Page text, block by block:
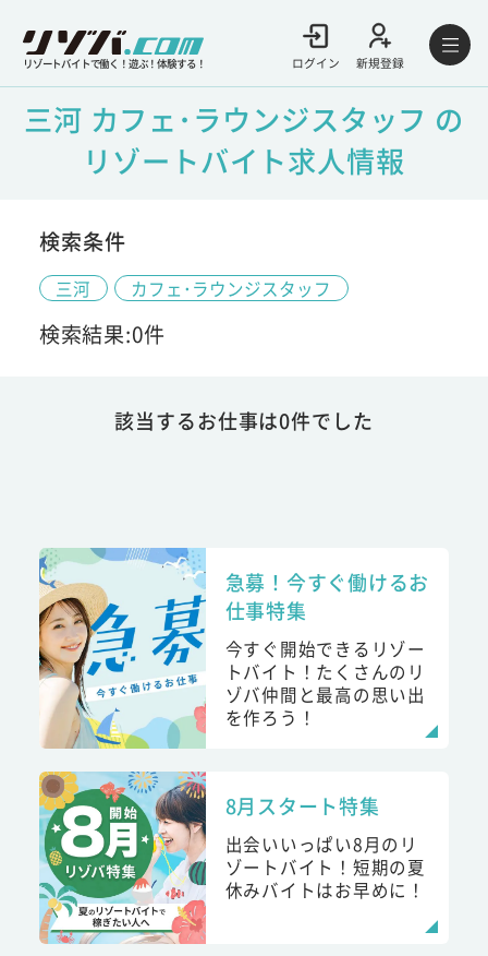
リゾートバイトで働く！遊ぶ！体験する！ ログイン 新規登録
三河 カフェ･ラウンジスタッフ の
リゾートバイト求人情報
検索条件
三河 カフェ･ラウンジスタッフ
検索結果:0件
該当するお仕事は0件でした
急募！今すぐ働けるお
仕事特集
今すぐ開始できるリゾー
トバイト！たくさんのリ
ゾバ仲間と最高の思い出
を作ろう！
8月スタート特集
出会いいっぱい8月のリ
ゾートバイト！短期の夏
休みバイトはお早めに！